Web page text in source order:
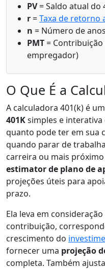
PV= Saldo atual do
r=Taxa de retorno
n = Número de
PMT=
empregador)
O Que É a
A calculadora 401(k) é
401Ksimples e
quanto pode ter em sua
quando parar de
carreira ou mais
estimator de plano de
projeções úteis para
prazo.
Ela leva em consideração
contribuição,
crescimento do
fornecer uma projeção
completa. Também